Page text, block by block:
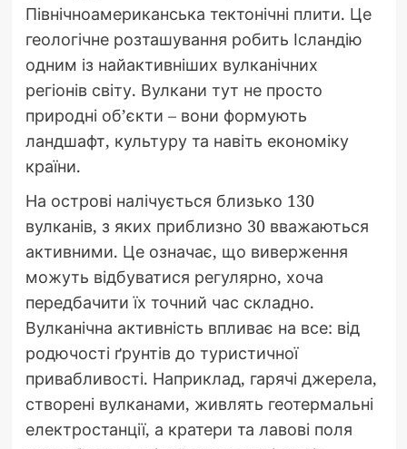
Північноамериканська тектонічні плити. Це
геологічне розташування робить Ісландію
одним із найактивніших вулканічних
регіонів світу. Вулкани тут не просто
природні об’єкти – вони формують
ландшафт, культуру та навіть економіку
країни.
На острові налічується близько 130
вулканів, з яких приблизно 30 вважаються
активними. Це означає, що виверження
можуть відбуватися регулярно, хоча
передбачити їх точний час складно.
Вулканічна активність впливає на все: від
родючості ґрунтів до туристичної
привабливості. Наприклад, гарячі джерела,
створені вулканами, живлять геотермальні
електростанції, а кратери та лавові поля